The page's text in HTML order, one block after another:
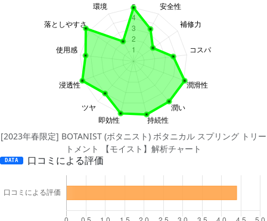
[2023年春限定] BOTANIST (ボタニスト) ボタニカル スプリング トリー
トメント 【モイスト】解析チャート
DATA 口コミによる評価